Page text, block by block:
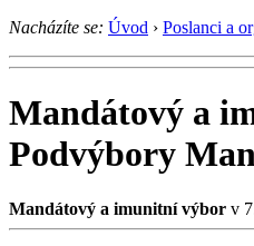
Nacházíte se: Úvod › Poslanci a
Mandátový a
Podvýbory
Mandátový a imunitní výbor v